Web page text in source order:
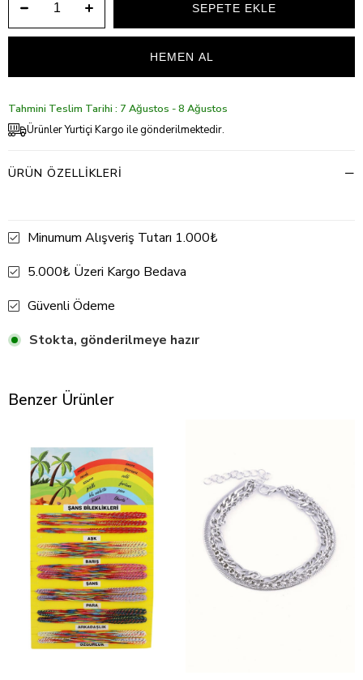
Tahmini Teslim Tarihi : 7 Ağustos - 8 Ağustos
Ürünler Yurtiçi Kargo ile gönderilmektedir.
ÜRÜN ÖZELLIKLERI
Minumum Alışveriş Tutarı 1.000₺
5.000₺ Üzeri Kargo Bedava
Güvenli Ödeme
Stokta, gönderilmeye hazır
Benzer Ürünler